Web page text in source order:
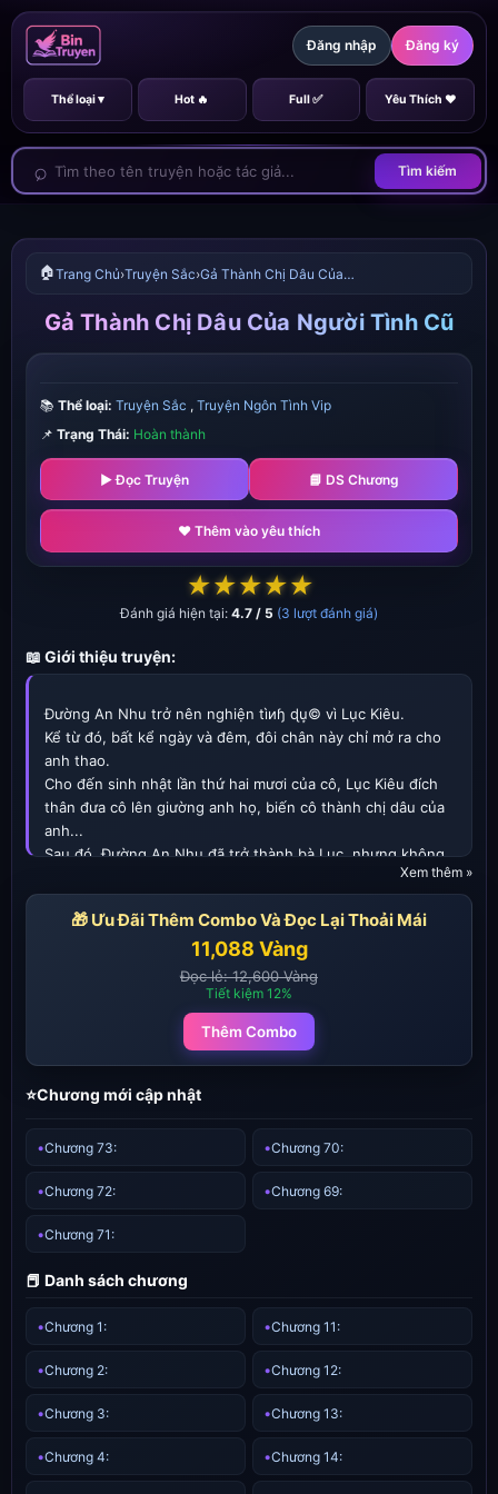
Đăng nhập Đăng ký
Thể loại ▾ Hot 🔥 Full ✅ Yêu Thích ❤️
Tìm kiếm
🏠Trang Chủ›Truyện Sắc› Gả Thành Chị Dâu Của Người Tình Cũ
Gả Thành Chị Dâu Của Người Tình Cũ
📚 Thể loại: Truyện Sắc , Truyện Ngôn Tình Vip
📌 Trạng Thái: Hoàn thành
▶ Đọc Truyện 📘 DS Chương
❤️ Thêm vào yêu thích
★★★★★
Đánh giá hiện tại: 4.7 / 5 (3 lượt đánh giá)
📖 Giới thiệu truyện:
Đường An Nhu trở nên nghiện tìиɧ ɖu͙© vì Lục Kiêu.
Kể từ đó, bất kể ngày và đêm, đôi chân này chỉ mở ra cho
anh thao.
Cho đến sinh nhật lần thứ hai mươi của cô, Lục Kiêu đích
thân đưa cô lên giường anh họ, biến cô thành chị dâu của
anh...
Sau đó, Đường An Nhu đã trở thành bà Lục, nhưng không
Xem thêm »
🎁 Ưu Đãi Thêm Combo Và Đọc Lại Thoải Mái
11,088 Vàng
Đọc lẻ: 12,600 Vàng
Tiết kiệm 12%
Thêm Combo
⭐Chương mới cập nhật
Chương 73:
Chương 72:
Chương 71:
Chương 70:
Chương 69:
📕 Danh sách chương
Chương 1:
Chương 2:
Chương 3:
Chương 4:
Chương 11:
Chương 12:
Chương 13:
Chương 14: